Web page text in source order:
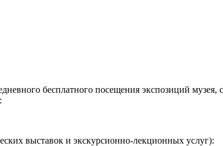
бесплатного посещения экспозиций
выставок и экскурсионно-лекционных услуг):